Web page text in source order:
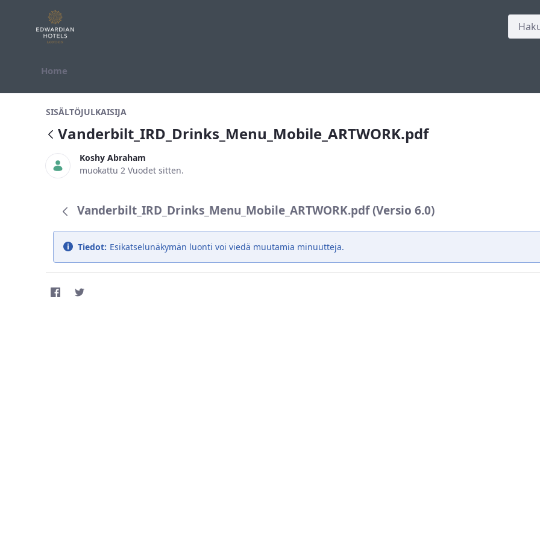
Hyppää sisältöön
Home
SISÄLTÖJULKAISIJA
Vanderbilt_IRD_Drinks_Menu_Mobile_ARTWORK.pdf
Koshy Abraham
muokattu 2 Vuodet sitten.
Vanderbilt_IRD_Drinks_Menu_Mobile_ARTWORK.pdf (Versio 6.0)
Tiedot: Esikatselunäkymän luonti voi viedä muutamia minuutteja.